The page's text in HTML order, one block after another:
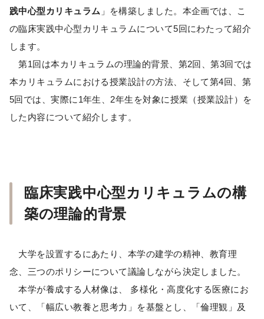
践中心型カリキュラム 」を構築しました。本企画では、こ
の臨床実践中心型カリキュラムについて5回にわたって紹介
します。
第1回は本カリキュラムの理論的背景、第2回、第3回では
本カリキュラムにおける授業設計の方法、そして第4回、第
5回では、実際に1年生、2年生を対象に授業（授業設計）を
した内容について紹介します。
臨床実践中心型カリキュラムの構
築の理論的背景
大学を設置するにあたり、本学の建学の精神、教育理
念、三つのポリシーについて議論しながら決定しました。
本学が養成する人材像は、 多様化・高度化する医療にお
いて、「幅広い教養と思考力」を基盤とし、「倫理観」及